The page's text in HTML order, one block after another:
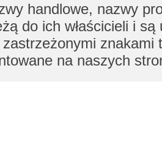
handlowe, nazwy
do ich właścicieli i
znakami
na naszych